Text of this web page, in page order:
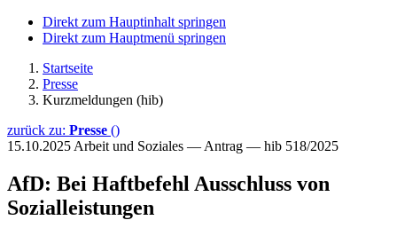
Direkt zum Hauptinhalt springen
Direkt zum Hauptmenü springen
Startseite
Presse
Kurzmeldungen (hib)
zurück zu: Presse ()
15.10.2025 Arbeit und Soziales — Antrag — hib 518/2025
AfD: Bei Haftbefehl Ausschluss von
Sozialleistungen